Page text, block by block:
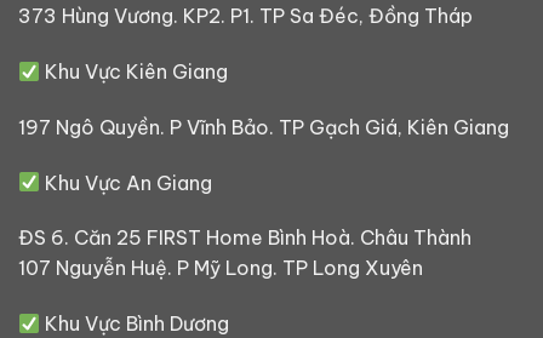
373 Hùng Vương. KP2. P1. TP Sa Đéc, Đồng Tháp
Khu Vực Kiên Giang
197 Ngô Quyền. P Vĩnh Bảo. TP Gạch Giá, Kiên Giang
Khu Vực An Giang
ĐS 6. Căn 25 FIRST Home Bình Hoà. Châu Thành
107 Nguyễn Huệ. P Mỹ Long. TP Long Xuyên
Khu Vực Bình Dương